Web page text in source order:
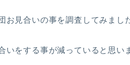
お見合いの事を調査してみまし
いをする事が減っていると思い